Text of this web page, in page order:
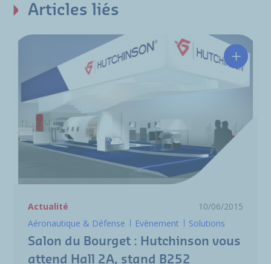
Articles liés
Salon
Actualité
10/06/2015
Aéronautique & Défense
Evènement Solutions
Salon du Bourget : Hutchinson vous
attend Hall 2A, stand B252